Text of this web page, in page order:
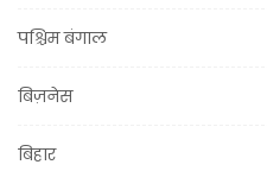
पश्चिम बंगाल
बिज़नेस
बिहार